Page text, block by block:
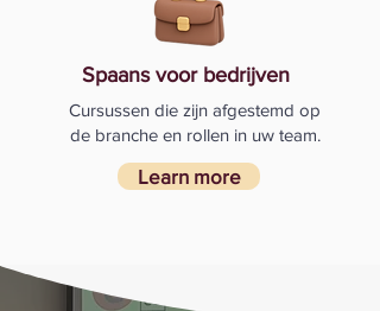
Spaans voor bedrijven
Cursussen die zijn afgestemd op
de branche en rollen in uw team.
Learn more